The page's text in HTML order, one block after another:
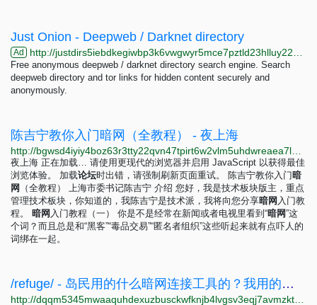
Just Onion - Deepweb / Darknet directory
Ad http://justdirs5iebdkegiwbp3k6vwgwyr5mce7pztld23hlluy22ox4r3iad.onion
Free anonymous deepweb / darknet directory search engine. Search
deepweb directory and tor links for hidden content securely and
anonymously.
陈吉宁教你入门暗网（全教程） - 夜上海
夜上海 正在加载… 请使用更现代的浏览器并启用 JavaScript 以获得最佳
浏览体验。 加载论坛时出错，请强制刷新页面重试。 陈吉宁教你入门暗
网
（全教程） 上海市委书记陈吉宁 介绍 您好，我是技术板块版主，重点
管理技术板块，你知道的，我陈吉宁是技术派，我将向您分享暗网 入门教
程。 暗网 入门教程（一） 你是不是经常在新闻或者电视里看到“暗网”这
个词？而且总是和“黑客”“毒品交易”“匿名者组织”这些听起来就有点吓人的
词绑在一起。
/refuge/ - 岛民用的什么暗网连接工具的？我用的是InviZible Pro，开启VPN模式，连chrome都能直接访问onion和i2p网站了